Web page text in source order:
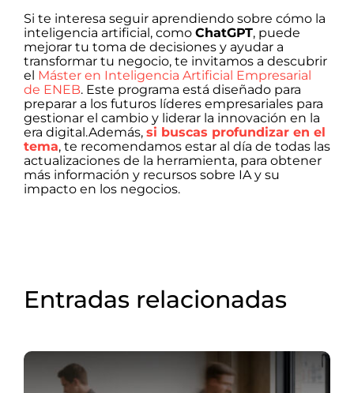
Si te interesa seguir aprendiendo sobre cómo la
inteligencia artificial, como ChatGPT, puede
mejorar tu toma de decisiones y ayudar a
transformar tu negocio, te invitamos a descubrir
el Máster en Inteligencia Artificial Empresarial
de ENEB. Este programa está diseñado para
preparar a los futuros líderes empresariales para
gestionar el cambio y liderar la innovación en la
era digital.Además, si buscas profundizar en el
tema, te recomendamos estar al día de todas las
actualizaciones de la herramienta, para obtener
más información y recursos sobre IA y su
impacto en los negocios.
Entradas relacionadas